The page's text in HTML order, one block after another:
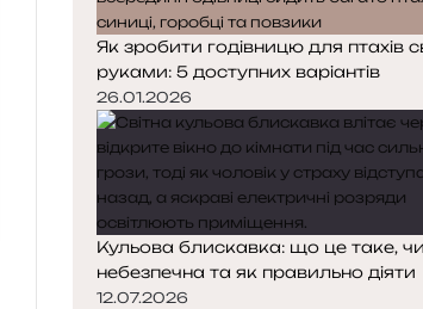
Як зробити годівницю для птахів
руками: 5 доступних варіантів
26.01.2026
Кульова блискавка: що це таке,
небезпечна та як правильно діяти
12.07.2026